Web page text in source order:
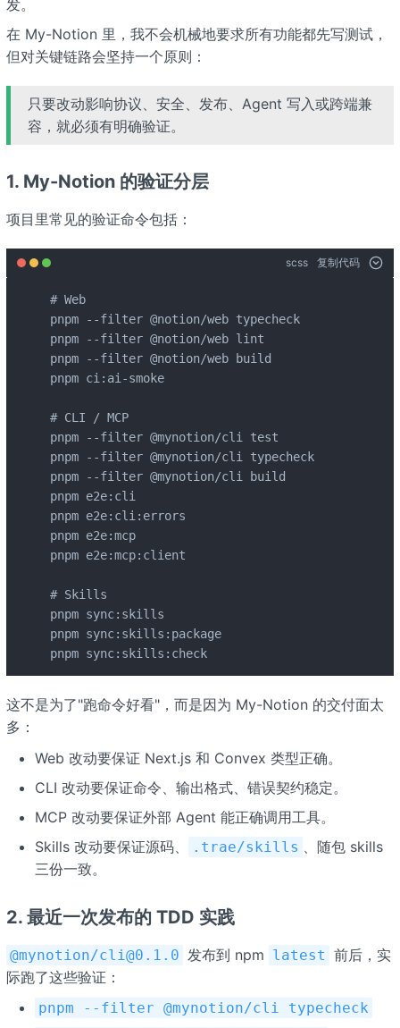
发。
在 My-Notion 里，我不会机械地要求所有功能都先写测试，
但对关键链路会坚持一个原则：
只要改动影响协议、安全、发布、Agent 写入或跨端兼
容，就必须有明确验证。
1. My-Notion 的验证分层
项目里常见的验证命令包括：
scss 复制代码
# Web
pnpm --filter @notion/web typecheck
pnpm --filter @notion/web lint
pnpm --filter @notion/web build
pnpm ci:ai-smoke
# CLI / MCP
pnpm --filter @mynotion/cli test
pnpm --filter @mynotion/cli typecheck
pnpm --filter @mynotion/cli build
pnpm e2e:cli
pnpm e2e:cli:errors
pnpm e2e:mcp
pnpm e2e:mcp:client
# Skills
pnpm sync:skills
pnpm sync:skills:package
pnpm sync:skills:check
这不是为了"跑命令好看"，而是因为 My-Notion 的交付面太
多：
Web 改动要保证 Next.js 和 Convex 类型正确。
CLI 改动要保证命令、输出格式、错误契约稳定。
MCP 改动要保证外部 Agent 能正确调用工具。
Skills 改动要保证源码、
.trae/skills
、随包 skills
三份一致。
2. 最近一次发布的 TDD 实践
@mynotion/cli@0.1.0 发布到 npm latest 前后，实
际跑了这些验证：
pnpm --filter @mynotion/cli typecheck